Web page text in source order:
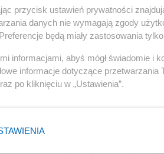
manipulacji.
tekstu, do wysyłania pism
przycisk ustawień prywatności
danych nie wymagają zgody
będą miały zastosowania
informacjami, abyś mógł świadomie i
informacje dotyczące przetwarzania
po kliknięciu w „Ustawienia”.